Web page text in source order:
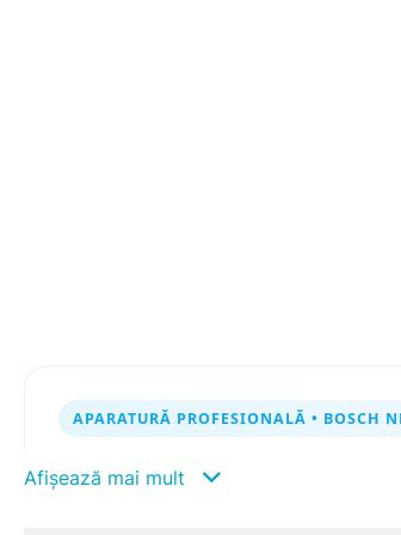
APARATURĂ PROFESIONALĂ • BOSCH
Dispozitive BOSCH
Afișează mai mult